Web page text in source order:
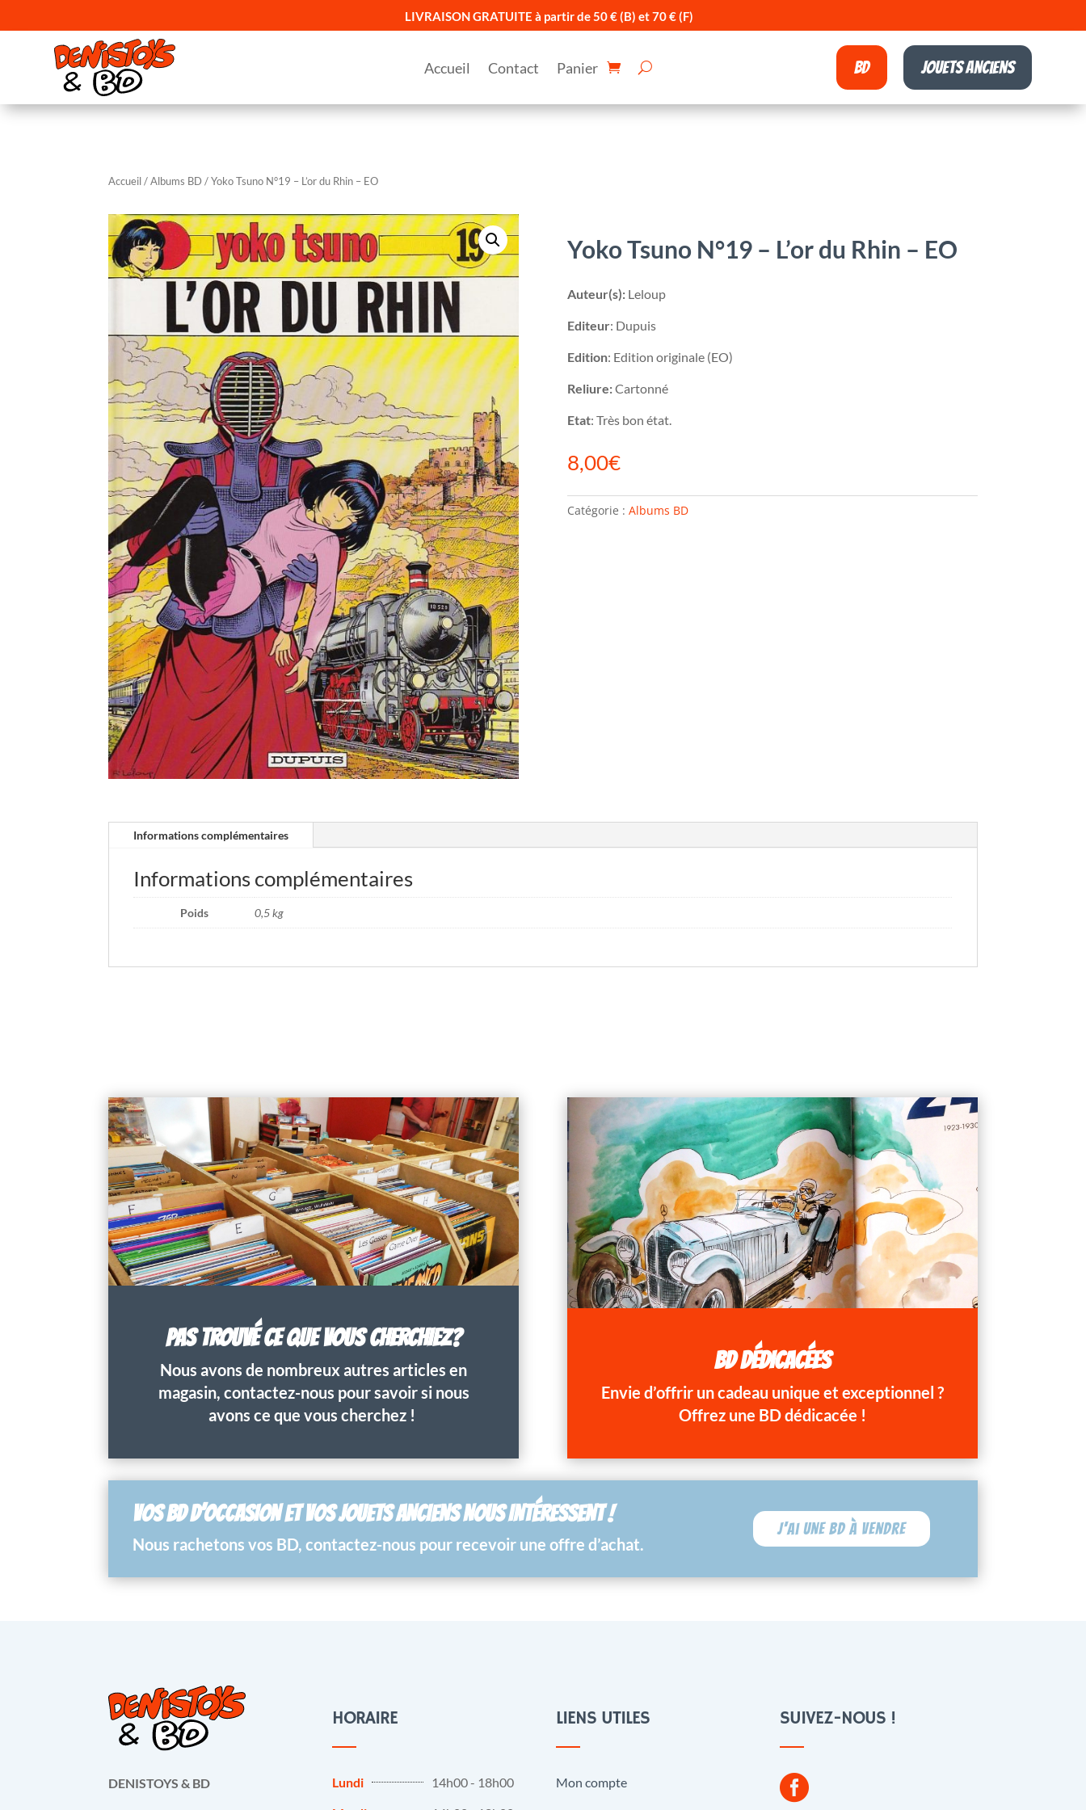
LIVRAISON GRATUITE à partir de 50 € (B) et 70 € (F)
Accueil Contact Panier BD Jouets anciens
Accueil/Albums BD / Yoko Tsuno N°19 – L’or du Rhin – EO
Yoko Tsuno N°19 – L’or du Rhin – EO
Auteur(s):Leloup
Editeur: Dupuis
Edition: Edition originale (EO)
Reliure:Cartonné
Etat: Très bon état.
8,00€
Catégorie : Albums BD
Informations complémentaires
Informations complémentaires
Poids 0,5 kg
PAS TROUVÉ CE QUE VOUS CHERCHIEZ?
Nous avons de nombreux autres articles en
magasin, contactez-nous pour savoir si nous
avons ce que vous cherchez !
BD DÉDICACÉES
Envie d’offrir un cadeau unique et exceptionnel ?
Offrez une BD dédicacée !
VOS BD D’OCCASION ET VOS JOUETS ANCIENS NOUS INTÉRESSENT !
Nous rachetons vos BD, contactez-nous pour recevoir une offre d’achat.
J'ai une BD à vendre
DENISTOYS & BD
HORAIRE
Lundi
14h00 - 18h00
LIENS UTILES
Mon compte
SUIVEZ-NOUS !
